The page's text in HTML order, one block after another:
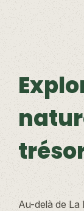
Au-delà de La